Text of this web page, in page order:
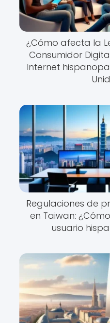
¿Cómo afecta la
Consumidor
Internet
Regulaciones de
en Taiwan:
usuario